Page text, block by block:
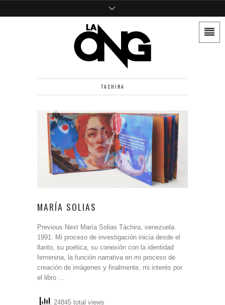
TACHIRA
MARÍA SOLIAS
Previous Next María Solias Táchira, venezuela.
1991. Mi proceso de investigación inicia desde el
llanto, su poética, su conexión con la identidad
femenina, la función narrativa en mi proceso de
creación de imágenes y finalmente, mi interés por
el libro …
24845 total views